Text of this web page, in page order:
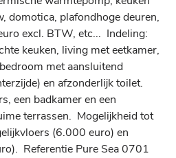
domotica, plafondhoge deuren,
excl. BTW, etc...  Indeling:
keuken, living met eetkamer,
met aansluitend
en afzonderlijk toilet.
een badkamer en een
terrassen.  Mogelijkheid tot
(6.000 euro) en
Referentie Pure Sea 0701